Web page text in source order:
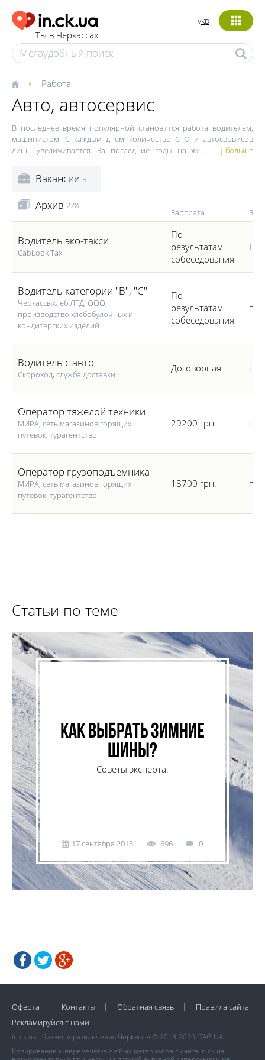
Ты в Черкассах
укр
Работа
Авто, автосервис
В последнее время популярной становится работа водителем,
машинистом. С каждым днем количество СТО и автосервисов
лишь увеличивается. За последние годы на железных коней
автомобиль не застрахован от поломок и неисправностей. По
статистике, каждый третий владелец автомобиля как минимум раз
рынок растет быстрыми темпами. Так что вакансии в сфере
автосервиса появляются с завидной регулярностью. Вакансии
автослесаря, администратора СТО, автомаляра,
шиномонтажника, диспетчера можно найти в этой категории
раздела "Работа". Работа в автосервисе в Черкассах – это
постоянный поток клиентов, достаточно высокий показатель
средней месячной зарплаты и постоянная возможность
совершенствовать свои знания и умения. Для вашего удобства
все вакансии можно отсортировать по зарплате, дате добавления
на сайт и другим параметрам.
больше
Вакансии 5
Архив 228
Зарплата
Водитель эко-такси
CabLook Taxi
По
результатам
собеседования
Водитель категории "B", "C"
Черкассыхлеб ЛТД, ООО,
производство хлебобулочных и
кондитерских изделий
По
результатам
собеседования
Водитель с авто
Скороход, служба доставки
Договорная
Оператор тяжелой техники
МИРА, сеть магазинов горящих
путевок, турагентство
29200 грн.
Оператор грузоподъемника
МИРА, сеть магазинов горящих
путевок, турагентство
18700 грн.
Статьи по теме
Как выбрать зимние
шины?
Советы эксперта.
17 сентября 2018 696 0
Оферта Контакты Обратная связь
Правила сайта
Рекламируйся с нами
in.ck.ua - бизнес и развлечения Черкассы © 2013-2026, TAG.UA
Копирование и перепечатка любых материалов с сайта in.ck.ua